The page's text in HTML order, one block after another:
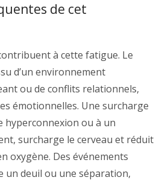
de cet
à cette fatigue. Le
d’un environnement
ou de conflits relationnels,
émotionnelles. Une surcharge
hyperconnexion ou à un
surcharge le cerveau et réduit
oxygène. Des événements
un deuil ou une séparation,